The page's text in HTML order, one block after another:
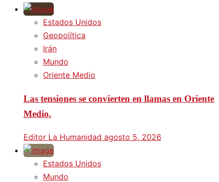
Estados Unidos
Geopolítica
Irán
Mundo
Oriente Medio
Las tensiones se convierten en llamas en Oriente
Medio.
Editor La Humanidad agosto 5, 2026
Estados Unidos
Mundo